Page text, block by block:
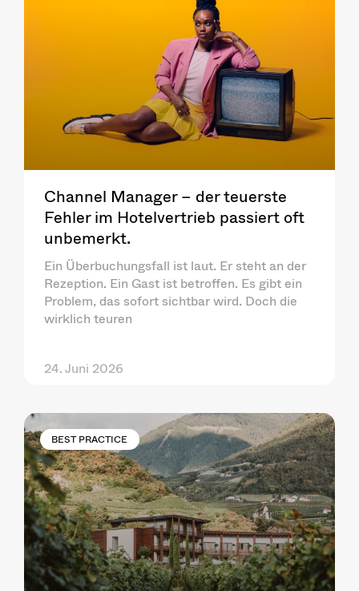
Channel Manager – der teuerste
Fehler im Hotelvertrieb passiert oft
unbemerkt.
Ein Überbuchungsfall ist laut. Er steht an der
Rezeption. Ein Gast ist betroffen. Es gibt ein
Problem, das sofort sichtbar wird. Doch die
wirklich teuren
24. Juni 2026
BEST PRACTICE